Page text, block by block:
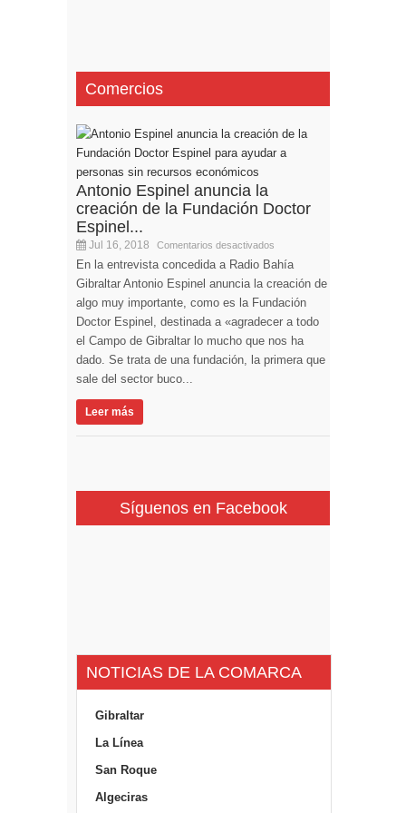
Comercios
Antonio Espinel anuncia la
creación de la Fundación Doctor
Espinel...
Jul 16, 2018 Comentarios desactivados
En la entrevista concedida a Radio Bahía
Gibraltar Antonio Espinel anuncia la creación de
algo muy importante, como es la Fundación
Doctor Espinel, destinada a «agradecer a todo
el Campo de Gibraltar lo mucho que nos ha
dado. Se trata de una fundación, la primera que
sale del sector buco...
Leer más
Síguenos en Facebook
NOTICIAS DE LA COMARCA
Gibraltar
La Línea
San Roque
Algeciras